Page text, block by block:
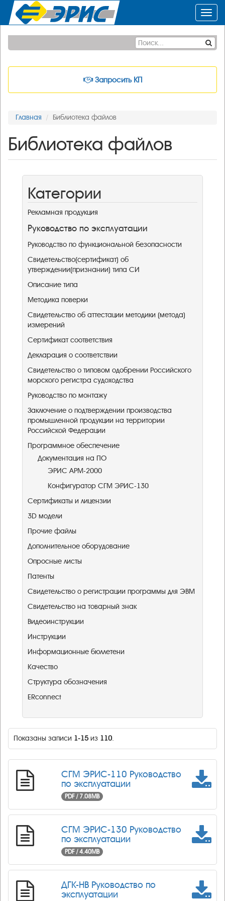
Запросить КП
Главная Библиотека файлов
Библиотека файлов
Категории
Рекламная продукция
Руководство по эксплуатации
Руководство по функциональной безопасности
Свидетельство(сертификат) об
утверждении(признании) типа СИ
Описание типа
Методика поверки
Свидетельство об аттестации методики (метода)
измерений
Сертификат соответствия
Декларация о соответствии
Свидетельство о типовом одобрении Российского
морского регистра судоходства
Руководство по монтажу
Заключение о подтверждении производства
промышленной продукции на территории
Российской Федерации ​
Программное обеспечение
Документация на ПО
ЭРИС АРМ-2000
Конфигуратор СГМ ЭРИС-130
Сертификаты и лицензии
3D модели
Прочие файлы
Дополнительное оборудование
Опросные листы
Патенты
Свидетельство о регистрации программы для ЭВМ
Свидетельство на товарный знак
Видеоинструкции
Инструкции
Информационные бюллетени
Качество
Структура обозначения
ERconnect
Показаны записи 1-15из 110.
СГМ ЭРИС-110 Руководство
по эксплуатации
PDF / 7.08MB
СГМ ЭРИС-130 Руководство
по эксплуатации
PDF / 4.40MB
ДГК-НВ Руководство по
эксплуатации